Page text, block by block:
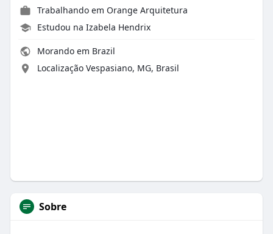
Trabalhando em Orange Arquitetura
Estudou na Izabela Hendrix
Morando em Brazil
Localização Vespasiano, MG, Brasil
Sobre